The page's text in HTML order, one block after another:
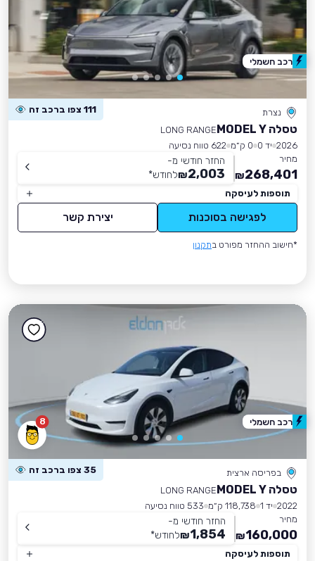
נצרת 111 צפו ברכב זה
טסלה MODEL Y
LONG RANGE
2026 יד 0 0 ק״מ
622 טווח נסיעה
מחיר
268,401
₪
החזר חודשי מ-
2,003
₪לחודש*
תוספות לעיסקה
לפגישה בסוכנות יצירת קשר
*חישוב ההחזר מפורט בתקנון
רכב חשמלי
8
בפריסה ארצית 35 צפו ברכב זה
טסלה MODEL Y
LONG RANGE
2022 יד 1 118,738 ק״מ
533 טווח נסיעה
מחיר
160,000
₪
החזר חודשי מ-
1,854
₪לחודש*
תוספות לעיסקה
רכב חשמלי